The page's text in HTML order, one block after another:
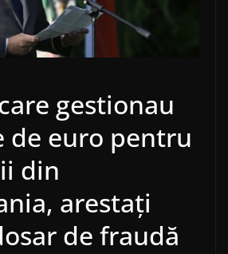
gestionau
de euro pentru
din
arestați
de fraudă